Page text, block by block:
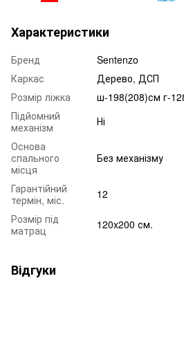
Характеристики
Бренд
Sentenzo
Каркас
Дерево, ДСП
Розмір ліжка
ш-198(208)см г-
Підйомний
механізм
Ні
Основа
спального
місця
Без механізму
Гарантійний
термін, міс.
12
Розмір під
матрац
120x200 см.
Відгуки